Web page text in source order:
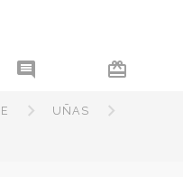
comment card_giftcard
UÑAS